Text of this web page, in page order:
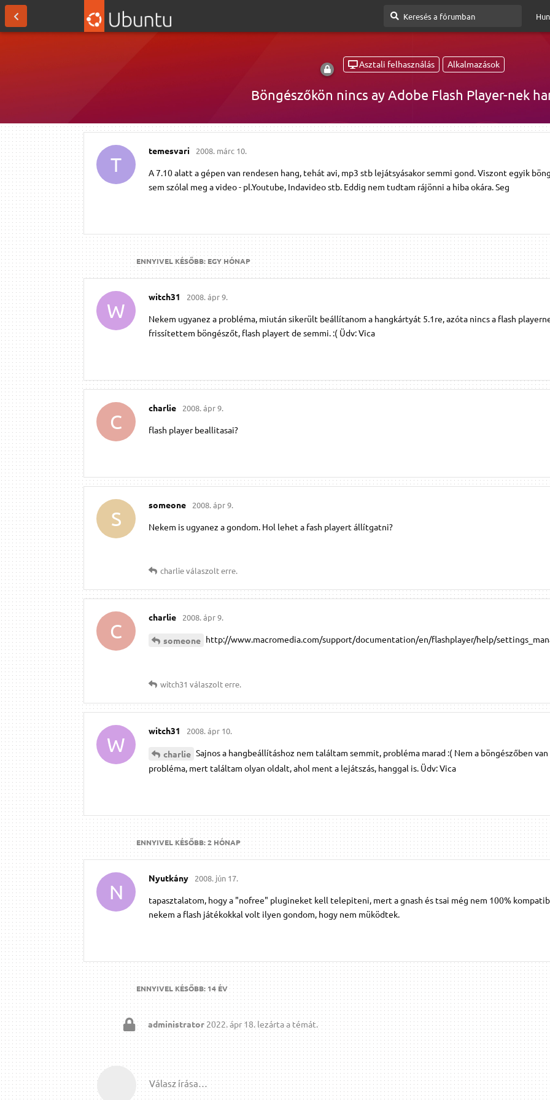
Asztali felhasználás Alkalmazások
Böngészőkön nincs ay Adobe Flash Player-nek
T
temesvari 2008. márc 10.
A 7.10 alatt a gépen van rendesen hang, tehát avi, mp3 stb lejátsyásakor semmi gond. Viszont egyik
sem szólal meg a video - pl.Youtube, Indavideo stb. Eddig nem tudtam rájönni a hiba okára. Seg
ENNYIVEL KÉSŐBB:EGY HÓNAP
W
witch31 2008. ápr 9.
Nekem ugyanez a probléma, miután sikerült beállítanom a hangkártyát 5.1re, azóta nincs a flash
frissítettem böngészőt, flash playert de semmi. :( Üdv: Vica
C
charlie 2008. ápr 9.
flash player beallitasai?
S
someone 2008. ápr 9.
Nekem is ugyanez a gondom. Hol lehet a fash playert állítgatni?
charlieválaszolt erre.
C
charlie 2008. ápr 9.
someone http://www.macromedia.com/support/documentation/en/flashplayer/help/
witch31 válaszolt erre.
W
witch31 2008. ápr 10.
charlie Sajnos a hangbeállításhoz nem találtam semmit, probléma marad :( Nem a böngészőben van
probléma, mert találtam olyan oldalt, ahol ment a lejátszás, hanggal is. Üdv: Vica
ENNYIVEL KÉSŐBB:2 HÓNAP
N
Nyutkány 2008. jún 17.
tapasztalatom, hogy a "nofree" plugineket kell telepiteni, mert a gnash és tsai még nem 100%
nekem a flash játékokkal volt ilyen gondom, hogy nem müködtek.
ENNYIVEL KÉSŐBB:14 ÉV
administrator 2022. ápr 18. lezárta a témát.
Válasz írása…